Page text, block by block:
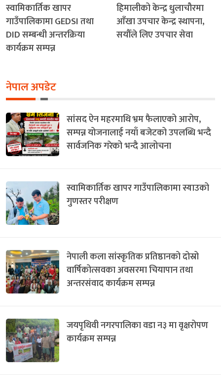
स्वामिकार्तिक खापर
गाउँपालिकामा GEDSI तथा
DID सम्बन्धी अन्तरक्रिया
कार्यक्रम सम्पन्न
हिमालीको केन्द्र धुलाचौरमा
आँखा उपचार केन्द्र स्थापना,
सयौँले लिए उपचार सेवा
नेपाल अपडेट
सांसद ऐन महरमाथि भ्रम फैलाएको आरोप,
सम्पन्न योजनालाई नयाँ बजेटको उपलब्धि भन्दै
सार्वजनिक गरेको भन्दै आलोचना
स्वामिकार्तिक खापर गाउँपालिकामा स्याउको
गुणस्तर परीक्षण
नेपाली कला सांस्कृतिक प्रतिष्ठानको दोस्रो
वार्षिकोत्सवका अवसरमा चियापान तथा
अन्तरसंवाद कार्यक्रम सम्पन्न
जयपृथिवी नगरपालिका वडा न३ मा वृक्षरोपण
कार्यक्रम सम्पन्न